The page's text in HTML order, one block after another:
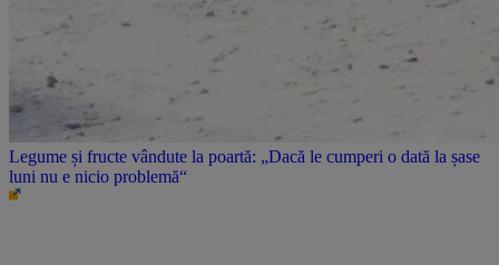
Legume și fructe vândute la poartă: „Dacă le cumperi o dată la șase
luni nu e nicio problemă“